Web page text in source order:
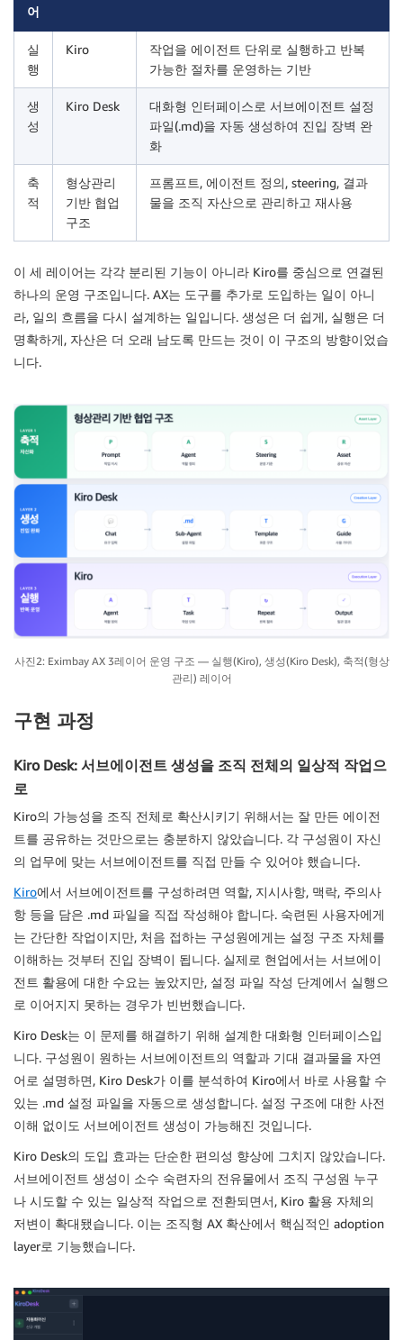
어
실
행
Kiro
작업을 에이전트 단위로 실행하고 반복
가능한 절차를 운영하는 기반
생
성
Kiro Desk
대화형 인터페이스로 서브에이전트 설정
파일(.md)을 자동 생성하여 진입 장벽 완
화
축
적
형상관리
기반 협업
구조
프롬프트, 에이전트 정의, steering, 결과
물을 조직 자산으로 관리하고 재사용
이 세 레이어는 각각 분리된 기능이 아니라 Kiro를 중심으로 연결된
하나의 운영 구조입니다. AX는 도구를 추가로 도입하는 일이 아니
라, 일의 흐름을 다시 설계하는 일입니다. 생성은 더 쉽게, 실행은 더
명확하게, 자산은 더 오래 남도록 만드는 것이 이 구조의 방향이었습
니다.
사진2: Eximbay AX 3레이어 운영 구조 — 실행(Kiro), 생성(Kiro Desk), 축적(형상
관리) 레이어
구현 과정
Kiro Desk: 서브에이전트 생성을 조직 전체의 일상적 작업으
로
Kiro의 가능성을 조직 전체로 확산시키기 위해서는 잘 만든 에이전
트를 공유하는 것만으로는 충분하지 않았습니다. 각 구성원이 자신
의 업무에 맞는 서브에이전트를 직접 만들 수 있어야 했습니다.
Kiro에서 서브에이전트를 구성하려면 역할, 지시사항, 맥락, 주의사
항 등을 담은 .md 파일을 직접 작성해야 합니다. 숙련된 사용자에게
는 간단한 작업이지만, 처음 접하는 구성원에게는 설정 구조 자체를
이해하는 것부터 진입 장벽이 됩니다. 실제로 현업에서는 서브에이
전트 활용에 대한 수요는 높았지만, 설정 파일 작성 단계에서 실행으
로 이어지지 못하는 경우가 빈번했습니다.
Kiro Desk는 이 문제를 해결하기 위해 설계한 대화형 인터페이스입
니다. 구성원이 원하는 서브에이전트의 역할과 기대 결과물을 자연
어로 설명하면, Kiro Desk가 이를 분석하여 Kiro에서 바로 사용할 수
있는 .md 설정 파일을 자동으로 생성합니다. 설정 구조에 대한 사전
이해 없이도 서브에이전트 생성이 가능해진 것입니다.
Kiro Desk의 도입 효과는 단순한 편의성 향상에 그치지 않았습니다.
서브에이전트 생성이 소수 숙련자의 전유물에서 조직 구성원 누구
나 시도할 수 있는 일상적 작업으로 전환되면서, Kiro 활용 자체의
저변이 확대됐습니다. 이는 조직형 AX 확산에서 핵심적인 adoption
layer로 기능했습니다.